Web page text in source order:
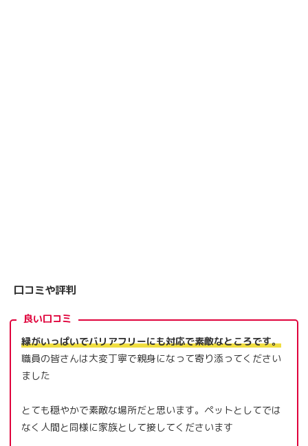
口コミや評判
良い口コミ
緑がいっぱいでバリアフリーにも対応で素敵なところです。
職員の皆さんは大変丁寧で親身になって寄り添ってください
ました
とても穏やかで素敵な場所だと思います。ペットとしてでは
なく人間と同様に家族として接してくださいます